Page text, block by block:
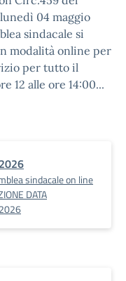
04 maggio
sindacale si
modalità online per
per tutto il
12 alle ore 14:00...
sindacale on line
DATA